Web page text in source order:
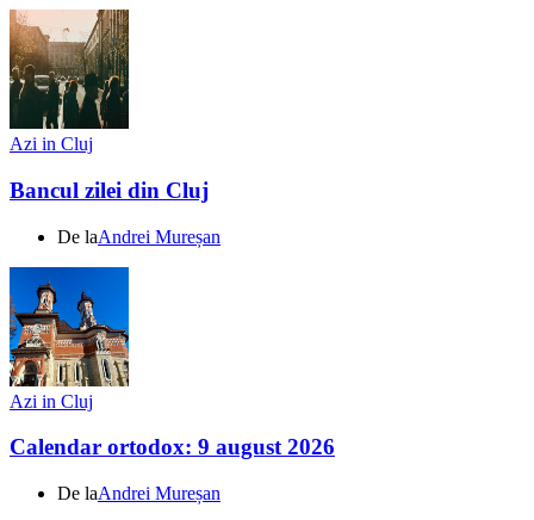
Azi in Cluj
Bancul zilei din Cluj
De laAndrei Mureșan
Azi in Cluj
Calendar ortodox: 9 august 2026
De laAndrei Mureșan